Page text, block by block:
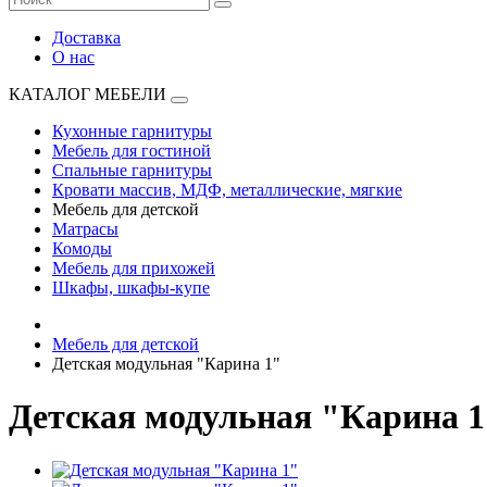
Доставка
О нас
КАТАЛОГ МЕБЕЛИ
Кухонные гарнитуры
Мебель для гостиной
Спальные гарнитуры
Кровати массив, МДФ, металлические, мягкие
Мебель для детской
Матрасы
Комоды
Мебель для прихожей
Шкафы, шкафы-купе
Мебель для детской
Детская модульная "Карина 1"
Детская модульная "Карина